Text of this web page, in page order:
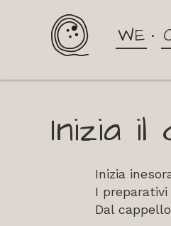
WE
Inizia
Inizia
I
Dal